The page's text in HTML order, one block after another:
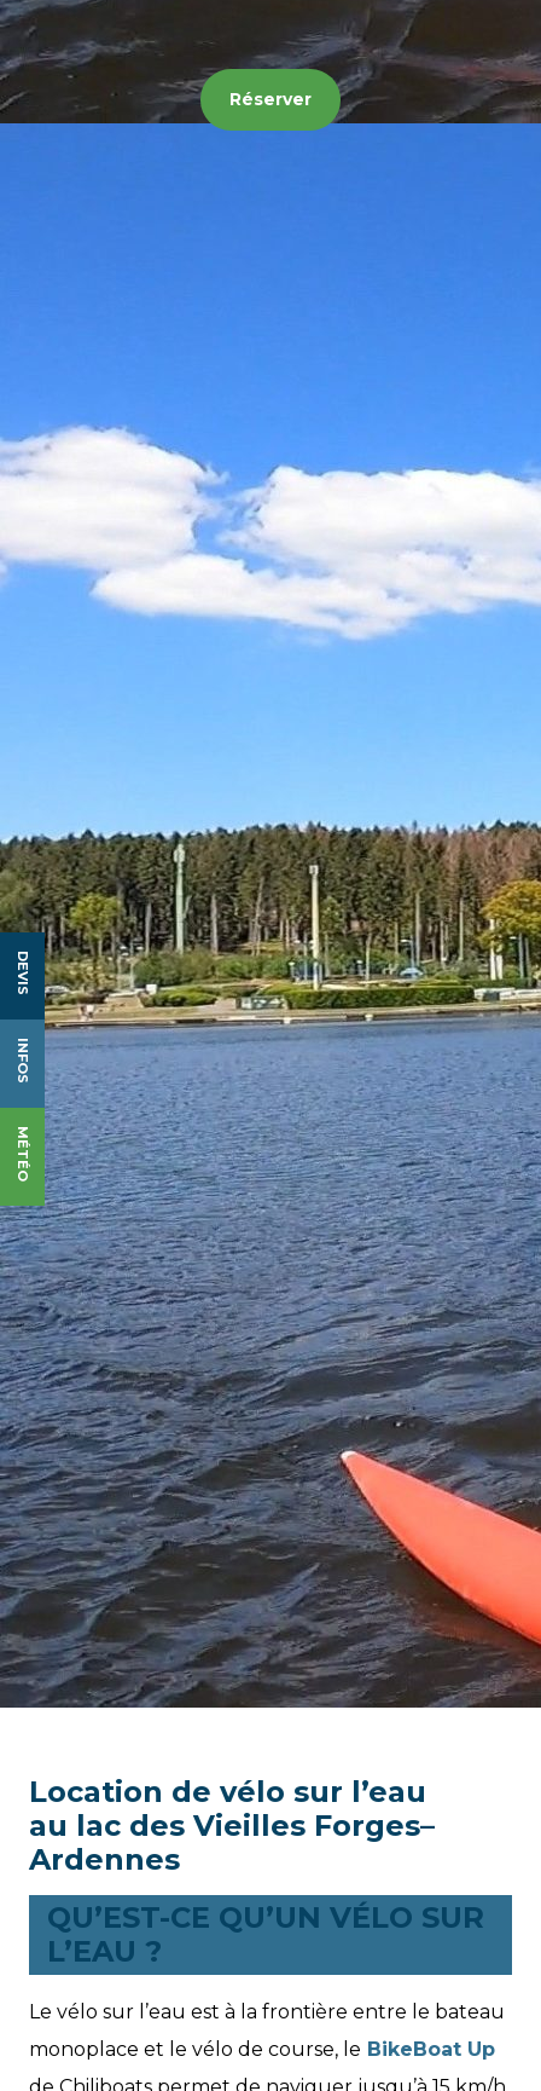
DEVIS
INFOS
MÉTÉO
Réserver
Location de vélo sur l’eau
au lac des Vieilles Forges–
Ardennes
QU’EST-CE QU’UN VÉLO SUR
L’EAU ?
Le vélo sur l’eau est à la frontière entre le bateau
monoplace et le vélo de course, le BikeBoat Up